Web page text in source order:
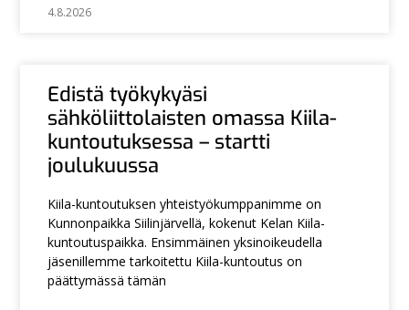
4.8.2026
Edistä työkykyäsi
sähköliittolaisten omassa Kiila-
kuntoutuksessa – startti
joulukuussa
Kiila-kuntoutuksen yhteistyökumppanimme on
Kunnonpaikka Siilinjärvellä, kokenut Kelan Kiila-
kuntoutuspaikka. Ensimmäinen yksinoikeudella
jäsenillemme tarkoitettu Kiila-kuntoutus on
päättymässä tämän